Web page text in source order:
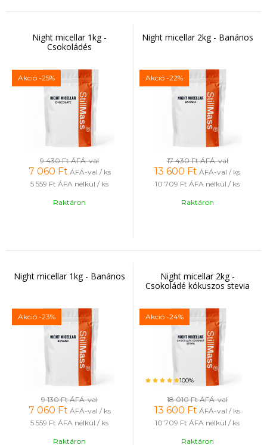
Night micellar 1kg -
Csokoládés
Akció -25%
9 430 FtÁFÁ-val
7 060 Ft ÁFÁ-val / ks
5 559 Ft ÁFA nélkül / ks
Raktáron
Night micellar 2kg - Banános
Akció -22%
17 430 FtÁFÁ-val
13 600 Ft ÁFÁ-val / ks
10 709 Ft ÁFA nélkül / ks
Raktáron
Night micellar 1kg - Banános
Akció -23%
9 130 FtÁFÁ-val
7 060 Ft ÁFÁ-val / ks
5 559 Ft ÁFA nélkül / ks
Raktáron
Night micellar 2kg -
Csokoládé kókuszos stevia
Akció -24%
100%
18 010 FtÁFÁ-val
13 600 Ft ÁFÁ-val / ks
10 709 Ft ÁFA nélkül / ks
Raktáron